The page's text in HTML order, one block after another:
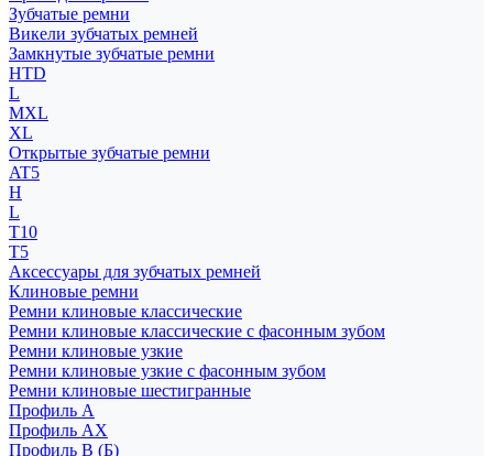
Зубчатые ремни
Викели зубчатых ремней
Замкнутые зубчатые ремни
HTD
L
MXL
XL
Открытые зубчатые ремни
AT5
H
L
T10
T5
Аксессуары для зубчатых ремней
Клиновые ремни
Ремни клиновые классические
Ремни клиновые классические с фасонным зубом
Ремни клиновые узкие
Ремни клиновые узкие с фасонным зубом
Ремни клиновые шестигранные
Профиль A
Профиль AX
Профиль B (Б)